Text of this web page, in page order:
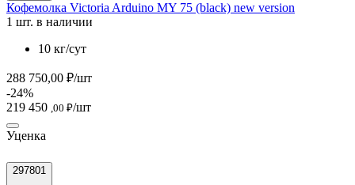
Кофемолка Victoria Arduino MY 75 (black) new version
1 шт. в наличии
10 кг/сут
288 750,00 ₽/шт
-24%
219 450 ,00 ₽/шт
Уценка
297801